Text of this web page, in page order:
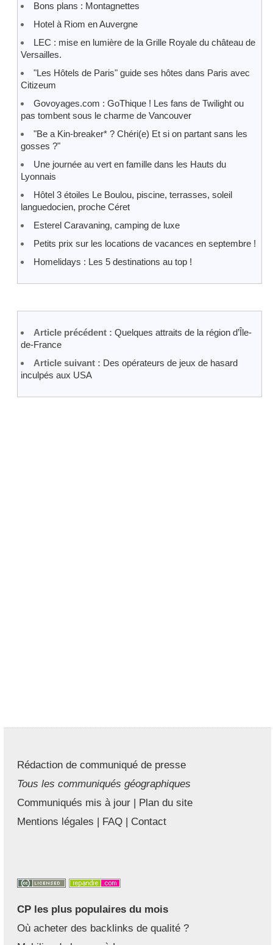
Bons plans : Montagnettes
Hotel à Riom en Auvergne
LEC : mise en lumière de la Grille Royale du château de
Versailles.
"Les Hôtels de Paris" guide ses hôtes dans Paris avec
Citizeum
Govoyages.com : GoThique ! Les fans de Twilight ou
pas tombent sous le charme de Vancouver
"Be a Kin-breaker* ? Chéri(e) Et si on partant sans les
gosses ?"
Une journée au vert en famille dans les Hauts du
Lyonnais
Hôtel 3 étoiles Le Boulou, piscine, terrasses, soleil
languedocien, proche Céret
Esterel Caravaning, camping de luxe
Petits prix sur les locations de vacances en septembre !
Homelidays : Les 5 destinations au top !
Article précédent : Quelques attraits de la région d’Île-
de-France
Article suivant : Des opérateurs de jeux de hasard
inculpés aux USA
Rédaction de communiqué de presse
Tous les communiqués géographiques
Communiqués mis à jour | Plan du site
Mentions légales | FAQ | Contact
CP les plus populaires du mois
Où acheter des backlinks de qualité ?